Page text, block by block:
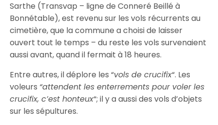
Sarthe (Transvap – ligne de Conneré Beillé à
Bonnétable), est revenu sur les vols récurrents au
cimetière, que la commune a choisi de laisser
ouvert tout le temps – du reste les vols survenaient
aussi avant, quand il fermait à 18 heures.
Entre autres, il déplore les “vols de crucifix“. Les
voleurs “attendent les enterrements pour voler les
crucifix, c’est honteux“; il y a aussi des vols d’objets
sur les sépultures.